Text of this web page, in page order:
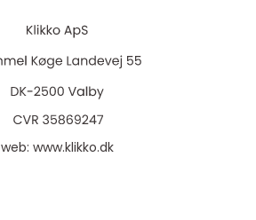
web: www.klikko.dk